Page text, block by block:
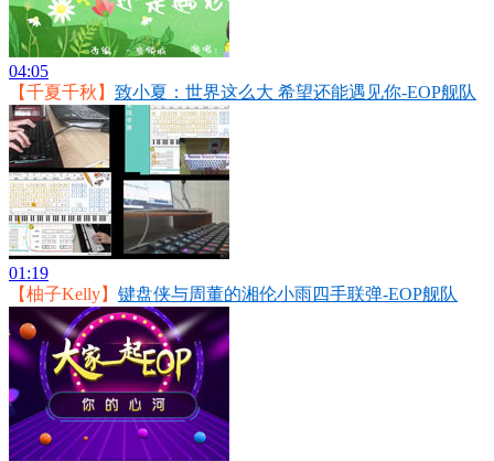
04:05
【千夏千秋】 致小夏：世界这么大 希望还能遇见你-EOP舰队
01:19
【柚子Kelly】 键盘侠与周董的湘伦小雨四手联弹-EOP舰队